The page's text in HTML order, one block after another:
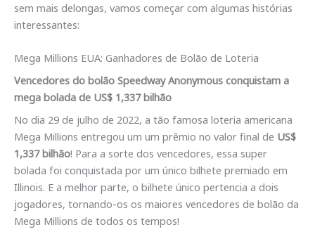
sem mais delongas, vamos começar com algumas histórias
interessantes:
Mega Millions EUA: Ganhadores de Bolão de Loteria
Vencedores do bolão Speedway Anonymous conquistam a
mega bolada de US$ 1,337 bilhão
No dia 29 de julho de 2022, a tão famosa loteria americana
Mega Millions entregou um um prêmio no valor final de US$
1,337 bilhão! Para a sorte dos vencedores, essa super
bolada foi conquistada por um único bilhete premiado em
Illinois. E a melhor parte, o bilhete único pertencia a dois
jogadores, tornando-os os maiores vencedores de bolão da
Mega Millions de todos os tempos!